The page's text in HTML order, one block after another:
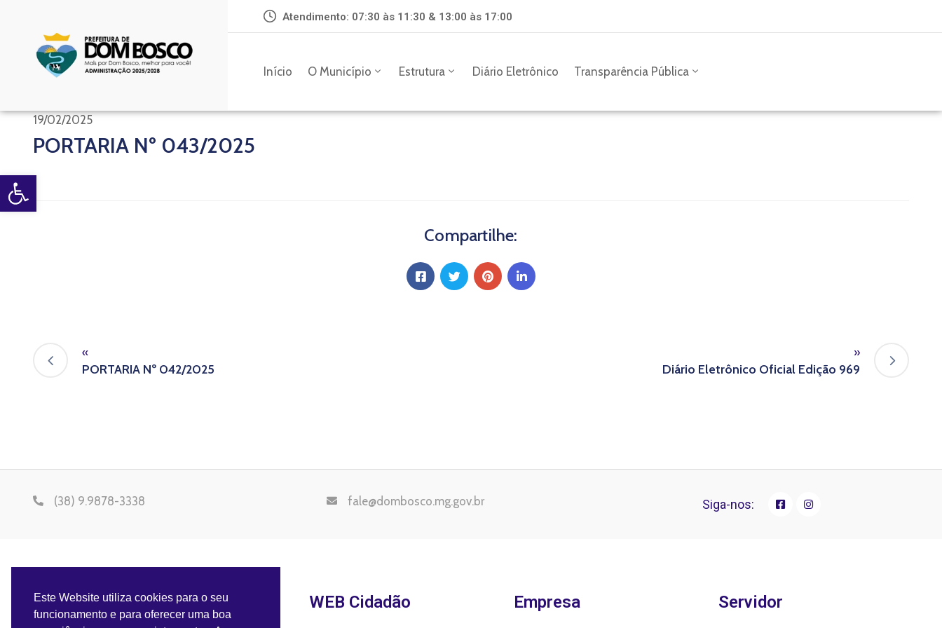
Open toolbar
Atendimento: 07:30 às 11:30 & 13:00 às 17:00
Início O Município Estrutura Diário Eletrônico Transparência Pública
19/02/2025
PORTARIA Nº 043/2025
Compartilhe:
«
PORTARIA Nº 042/2025
»
Diário Eletrônico Oficial Edição 969
(38) 9.9878-3338 fale@dombosco.mg.gov.br Siga-nos:
WEB Cidadão Empresa Servidor
Este Website utiliza cookies para o seu
funcionamento e para oferecer uma boa